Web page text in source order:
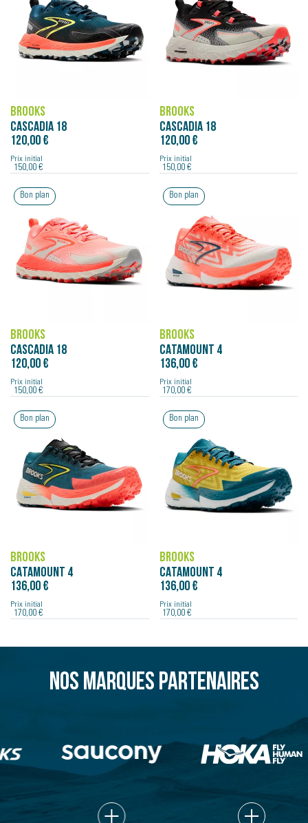
BROOKS
CASCADIA 18
120,00 €
Prix initial
150,00 €
BROOKS
CASCADIA 18
120,00 €
Prix initial
150,00 €
Bon plan
BROOKS
CASCADIA 18
120,00 €
Prix initial
150,00 €
Bon plan
BROOKS
CATAMOUNT 4
136,00 €
Prix initial
170,00 €
Bon plan
BROOKS
CATAMOUNT 4
136,00 €
Prix initial
170,00 €
Bon plan
BROOKS
CATAMOUNT 4
136,00 €
Prix initial
170,00 €
Nos marques partenaires